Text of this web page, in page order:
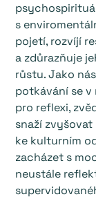
s
pojetí, rozvíjí
a zdůrazňuje
růstu. Jako
potkávání se
pro reflexi,
snaží
ke kulturním
zacházet s
neustále